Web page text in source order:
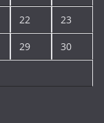
22 23
29 30